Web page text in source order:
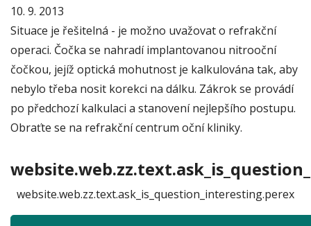
10. 9. 2013
Situace je řešitelná - je možno uvažovat o refrakční
operaci. Čočka se nahradí implantovanou nitrooční
čočkou, jejíž optická mohutnost je kalkulována tak, aby
nebylo třeba nosit korekci na dálku. Zákrok se provádí
po předchozí kalkulaci a stanovení nejlepšího postupu.
Obraťte se na refrakční centrum oční kliniky.
website.web.zz.text.ask_is_question_interesting.perex